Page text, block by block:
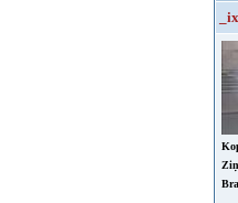
_ix_